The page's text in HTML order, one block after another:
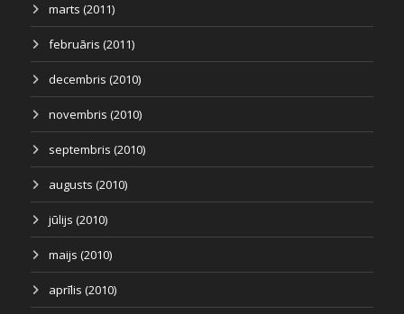
marts (2011)
februāris (2011)
decembris (2010)
novembris (2010)
septembris (2010)
augusts (2010)
jūlijs (2010)
maijs (2010)
aprīlis (2010)